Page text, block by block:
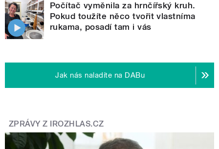
Počítač vyměnila za hrnčířský kruh.
Pokud toužíte něco tvořit vlastníma
rukama, posadí tam i vás
Jak nás naladíte na DABu
ZPRÁVY Z IROZHLAS.CZ